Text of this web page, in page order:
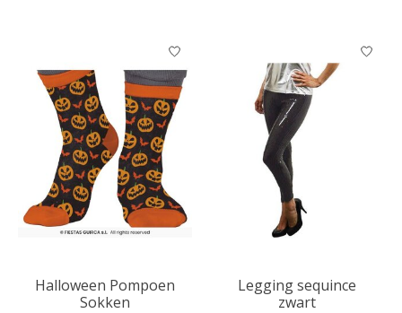
Halloween Pompoen
Sokken
Legging sequince
zwart